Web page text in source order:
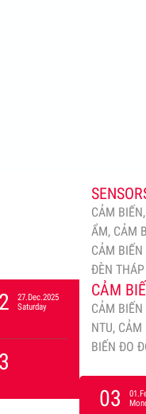
CẢM
ẨM, CẢM
CẢM
ĐÈN
27.Dec.2025
Saturday
CẢM
CẢM
NTU,
BIẾN ĐO
03